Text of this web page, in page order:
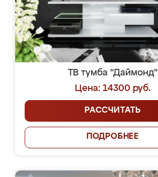
ТВ тумба "Даймонд"
Цена: 14300 руб.
РАССЧИТАТЬ
ПОДРОБНЕЕ